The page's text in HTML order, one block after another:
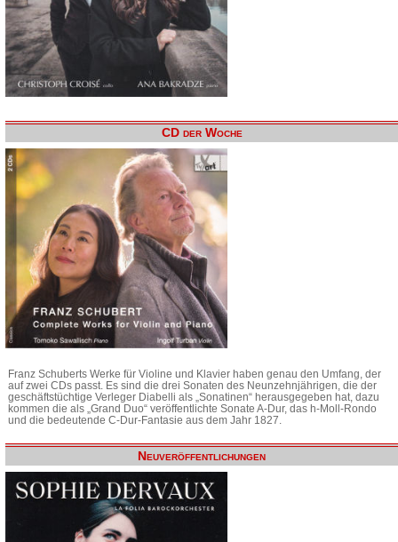
CD der Woche
Franz Schuberts Werke für Violine und Klavier haben genau den Umfang, der
auf zwei CDs passt. Es sind die drei Sonaten des Neunzehnjährigen, die der
geschäftstüchtige Verleger Diabelli als „Sonatinen“ herausgegeben hat, dazu
kommen die als „Grand Duo“ veröffentlichte Sonate A-Dur, das h-Moll-Rondo
und die bedeutende C-Dur-Fantasie aus dem Jahr 1827.
Neuveröffentlichungen